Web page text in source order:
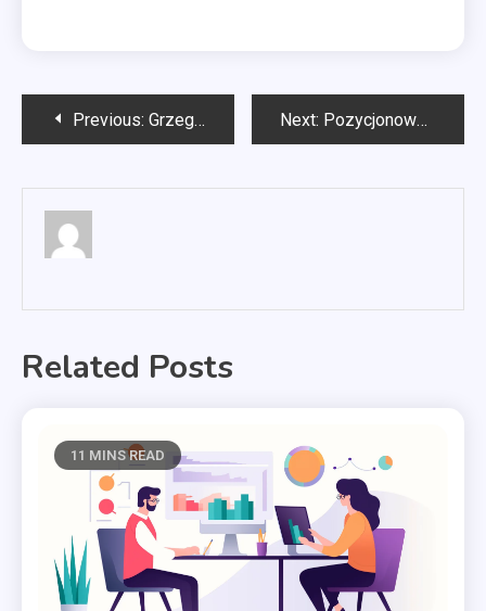
Nawigacja
Previous: Grzegorz Pawluk najlepsze matki pszczele Next: Pozycjonowanie lokalne Szczecin
Related Posts
11 MINS READ